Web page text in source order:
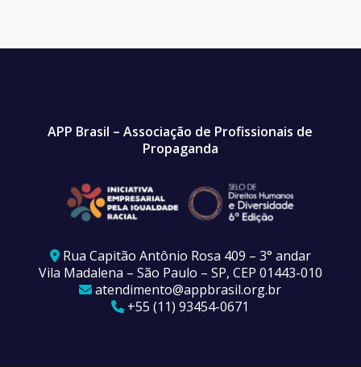
APP Brasil – Associação de Profissionais de
Propaganda
Rua Capitão Antônio Rosa 409 – 3° andar
Vila Madalena – São Paulo – SP, CEP 01443-010
atendimento@appbrasil.org.br
+55 (11) 93454-0671